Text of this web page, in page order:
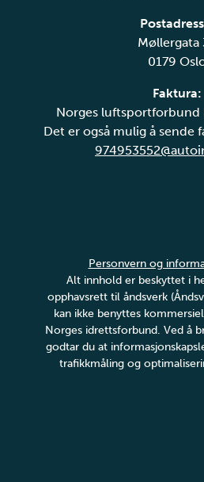
Møllergata
0179
Faktura:
Norges luftsportforbund
Det er også mulig å sende
Personvern og
Alt innhold er beskyttet i
opphavsrett til åndsverk
kan ikke benyttes
Norges idrettsforbund. Ved å
godtar du at
trafikkmåling og